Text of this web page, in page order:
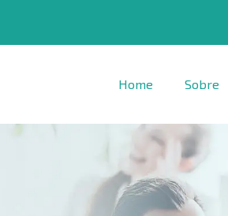
Home Sobre